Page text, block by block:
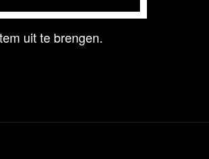
uit te brengen.